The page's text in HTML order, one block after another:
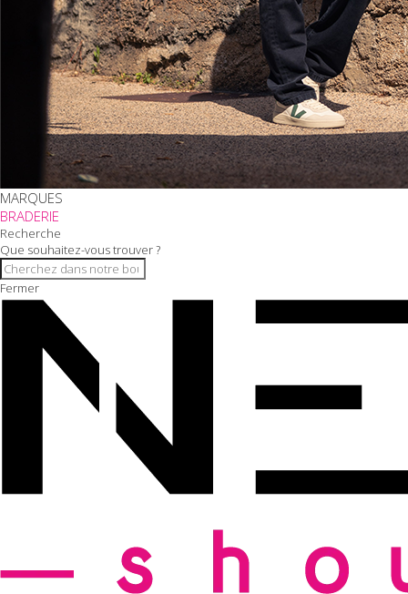
MARQUES
BRADERIE
Recherche
Que souhaitez-vous trouver ?
Fermer